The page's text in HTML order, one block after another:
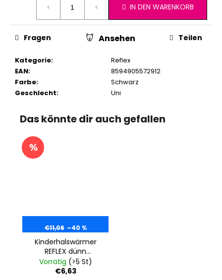
IN DEN WARENKORB
Kategorie:
Reflex
EAN:
8594905572912
Farbe:
Schwarz
Geschlecht: Uni
Fragen Ansehen Teilen
Das könnte dir auch gefallen
€11,06 –40 %
Kinderhalswärmer
REFLEX dünn
Outlast® - zitrone
Vorrätig (>5 St)
€6,63